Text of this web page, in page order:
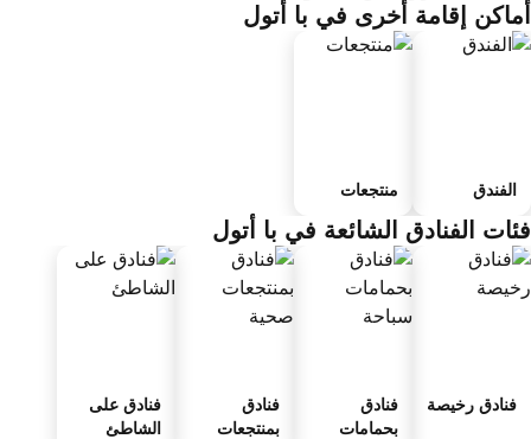
إقامة أخرى في با أتول
الفندق منتجعات
الفنادق الشائعة في با أتول
فنادق رخيصة
فنادق
بحمامات
فنادق
بمنتجعات
فنادق على
الشاطئ